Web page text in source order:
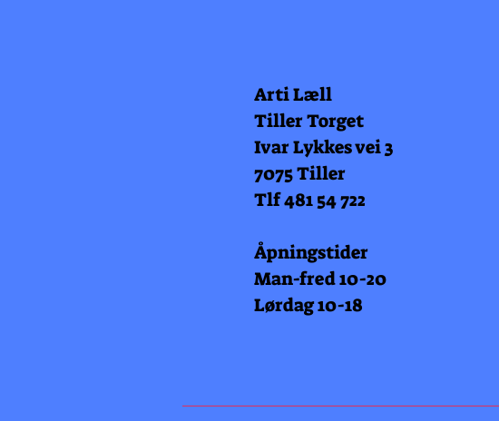
Arti Læll
Tiller Torget
Ivar Lykkes vei 3
7075 Tiller
Tlf 481 54 722
Åpningstider
Man-fred 10-20
Lørdag 10-18